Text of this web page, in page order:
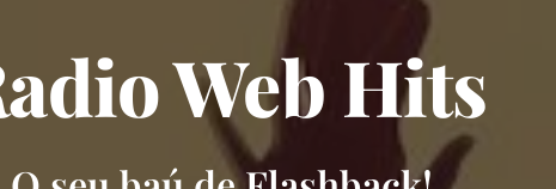
Web Hits